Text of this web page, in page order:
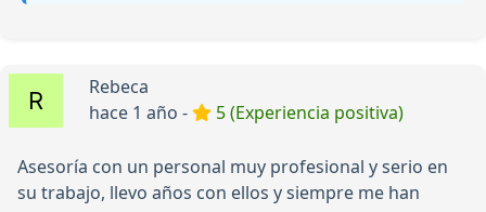
Rebeca
hace 1 año -
5 (Experiencia positiva)
Asesoría con un personal muy profesional y serio en
su trabajo, llevo años con ellos y siempre me han